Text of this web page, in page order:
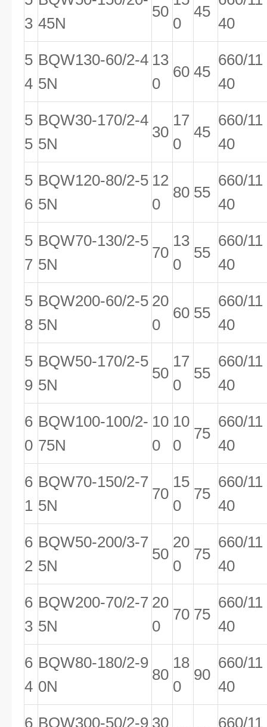
3 45N
50
0
45
40
5
4
BQW130-60/2-4
5N
13
0
60 45
660/11
40
5
5
BQW30-170/2-4
5N
30
17
0
45
660/11
40
5
6
BQW120-80/2-5
5N
12
0
80 55
660/11
40
5
7
BQW70-130/2-5
5N
70
13
0
55
660/11
40
5
8
BQW200-60/2-5
5N
20
0
60 55
660/11
40
5
9
BQW50-170/2-5
5N
50
17
0
55
660/11
40
6
0
BQW100-100/2-
75N
10
0
10
0
75
660/11
40
6
1
BQW70-150/2-7
5N
70
15
0
75
660/11
40
6
2
BQW50-200/3-7
5N
50
20
0
75
660/11
40
6
3
BQW200-70/2-7
5N
20
0
70 75
660/11
40
6
4
BQW80-180/2-9
0N
80
18
0
90
660/11
40
6 BQW300-50/2-9 30
660/11